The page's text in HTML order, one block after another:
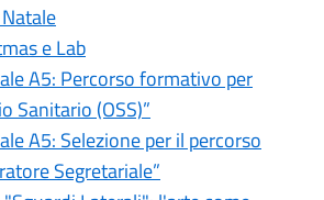
e Lab
A5: Percorso formativo per
Sanitario (OSS)”
A5: Selezione per il percorso
Segretariale”